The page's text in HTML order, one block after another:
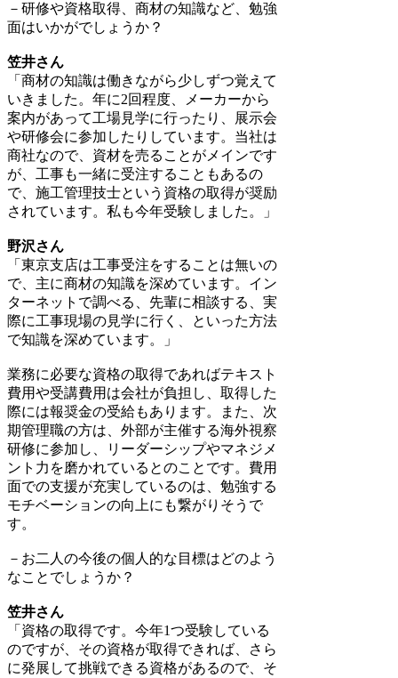
－研修や資格取得、商材の知識など、勉強
面はいかがでしょうか？
笠井さん
「商材の知識は働きながら少しずつ覚えて
いきました。年に2回程度、メーカーから
案内があって工場見学に行ったり、展示会
や研修会に参加したりしています。当社は
商社なので、資材を売ることがメインです
が、工事も一緒に受注することもあるの
で、施工管理技士という資格の取得が奨励
されています。私も今年受験しました。」
野沢さん
「東京支店は工事受注をすることは無いの
で、主に商材の知識を深めています。イン
ターネットで調べる、先輩に相談する、実
際に工事現場の見学に行く、といった方法
で知識を深めています。」
業務に必要な資格の取得であればテキスト
費用や受講費用は会社が負担し、取得した
際には報奨金の受給もあります。また、次
期管理職の方は、外部が主催する海外視察
研修に参加し、リーダーシップやマネジメ
ント力を磨かれているとのことです。費用
面での支援が充実しているのは、勉強する
モチベーションの向上にも繋がりそうで
す。
－お二人の今後の個人的な目標はどのよう
なことでしょうか？
笠井さん
「資格の取得です。今年1つ受験している
のですが、その資格が取得できれば、さら
に発展して挑戦できる資格があるので、そ